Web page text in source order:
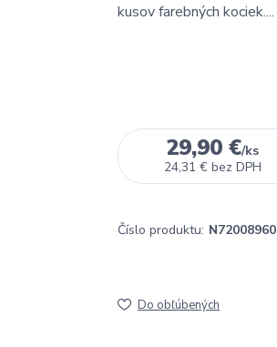
kusov farebných kociek....
29,90 €/ks
24,31 € bez DPH
Číslo produktu: N72008960
Do obľúbených